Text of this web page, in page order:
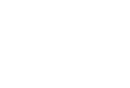
الرهان المرن